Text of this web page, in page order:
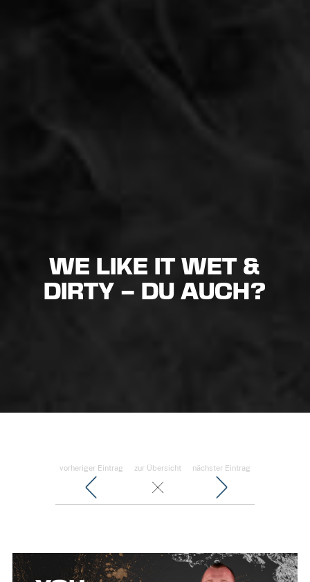
WE LIKE IT WET &
DIRTY – DU AUCH?
vorheriger Eintrag zur Übersicht nächster Eintrag